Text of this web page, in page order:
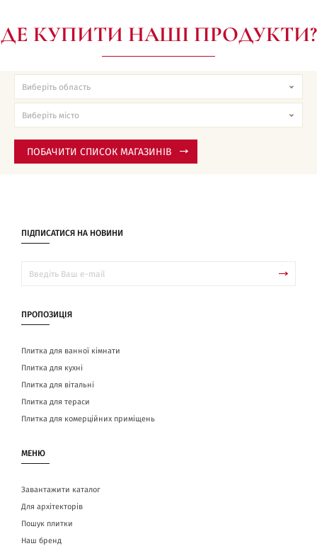
ДЕ КУПИТИ НАШІ ПРОДУКТИ?
ПОБАЧИТИ СПИСОК МАГАЗИНІВ
ПІДПИСАТИСЯ НА НОВИНИ
ПРОПОЗИЦІЯ
Плитка для ванної кімнати
Плитка для кухні
Плитка для вітальні
Плитка для тераси
Плитка для комерційних приміщень
МЕНЮ
Завантажити каталог
Для архітекторів
Пошук плитки
Наш бренд